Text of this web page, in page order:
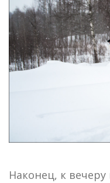
Наконец, к